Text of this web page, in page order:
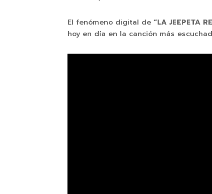
El fenómeno digital de“LA JEEPETA
hoy en día en la canción más